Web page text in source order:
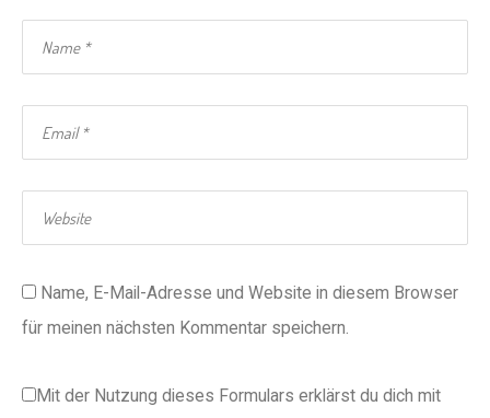
Name, E-Mail-Adresse und Website in diesem Browser
für meinen nächsten Kommentar speichern.
Mit der Nutzung dieses Formulars erklärst du dich mit